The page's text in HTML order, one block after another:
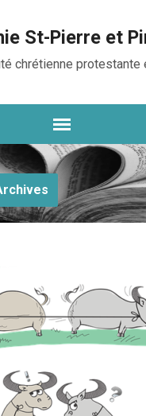
St-Pierre et
chrétienne protestante